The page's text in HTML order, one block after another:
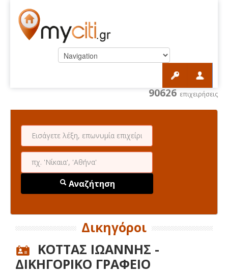
90626 επιχειρήσεις
Αναζήτηση
Δικηγόροι
ΚΟΤΤΑΣ ΙΩΑΝΝΗΣ -
ΔΙΚΗΓΟΡΙΚΟ ΓΡΑΦΕΙΟ